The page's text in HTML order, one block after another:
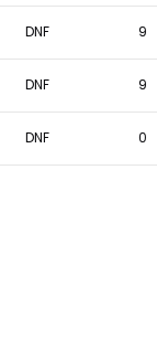
DNF 9
DNF 9
DNF 0